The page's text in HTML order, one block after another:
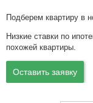
Подберем квартиру в
Низкие ставки по
похожей квартиры.
Оставить заявку